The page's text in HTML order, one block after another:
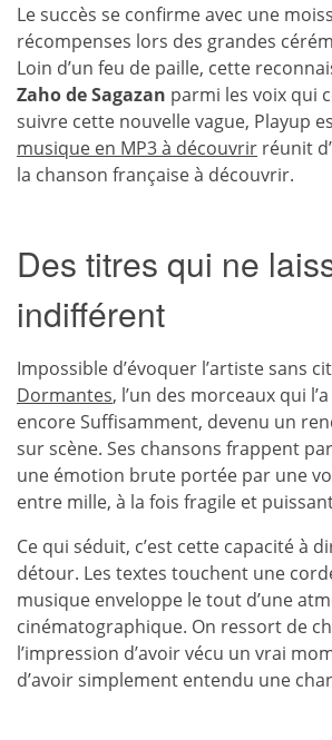
Le succès se confirme avec une
récompenses lors des grandes
Loin d’un feu de paille, cette
Zaho de Sagazan parmi les voix qui
suivre cette nouvelle vague, Playup
musique en MP3 à découvrir réunit
la chanson française à découvrir.
Des titres qui ne
indifférent
Impossible d’évoquer l’artiste sans
Dormantes, l’un des morceaux qui
encore Suffisamment, devenu un
sur scène. Ses chansons frappent
une émotion brute portée par une
entre mille, à la fois fragile et
Ce qui séduit, c’est cette capacité à
détour. Les textes touchent une
musique enveloppe le tout d’une
cinématographique. On ressort de
l’impression d’avoir vécu un vrai
d’avoir simplement entendu une